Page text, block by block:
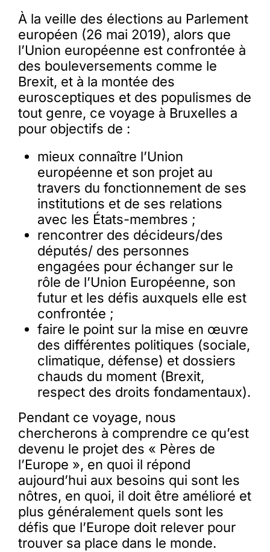
À la veille des élections au Parlement
européen (26 mai 2019), alors que
l’Union européenne est confrontée à
des bouleversements comme le
Brexit, et à la montée des
eurosceptiques et des populismes de
tout genre, ce voyage à Bruxelles a
pour objectifs de :
mieux connaître l’Union
européenne et son projet au
travers du fonctionnement de ses
institutions et de ses relations
avec les États-membres ;
rencontrer des décideurs/des
députés/ des personnes
engagées pour échanger sur le
rôle de l’Union Européenne, son
futur et les défis auxquels elle est
confrontée ;
faire le point sur la mise en œuvre
des différentes politiques (sociale,
climatique, défense) et dossiers
chauds du moment (Brexit,
respect des droits fondamentaux).
Pendant ce voyage, nous
chercherons à comprendre ce qu’est
devenu le projet des « Pères de
l’Europe », en quoi il répond
aujourd’hui aux besoins qui sont les
nôtres, en quoi, il doit être amélioré et
plus généralement quels sont les
défis que l’Europe doit relever pour
trouver sa place dans le monde.